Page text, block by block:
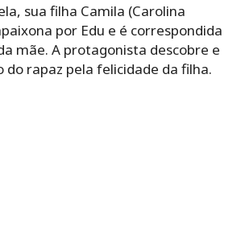
sua filha Camila (Carolina
por Edu e é correspondida
mãe. A protagonista descobre e
do rapaz pela felicidade da filha.